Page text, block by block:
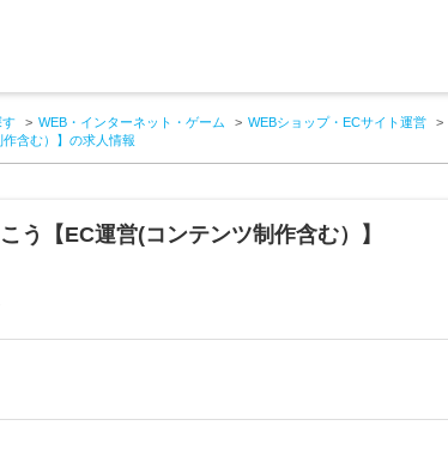
す WEB・インターネット・ゲーム WEBショップ・ECサイト運営
含む）】の求人情報
う【EC運営(コンテンツ制作含む）】